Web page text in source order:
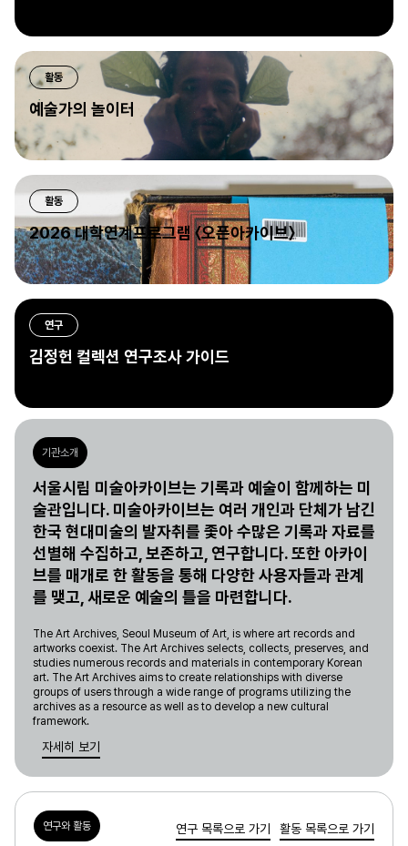
활동
예술가의 놀이터
활동
2026 대학연계프로그램 〈오픈아카이브〉
연구
김정헌 컬렉션 연구조사 가이드
기관소개
서울시립 미술아카이브는 기록과 예술이 함께하는 미
술관입니다. 미술아카이브는 여러 개인과 단체가 남긴
한국 현대미술의 발자취를 좇아 수많은 기록과 자료를
선별해 수집하고, 보존하고, 연구합니다. 또한 아카이
브를 매개로 한 활동을 통해 다양한 사용자들과 관계
를 맺고, 새로운 예술의 틀을 마련합니다.
The Art Archives, Seoul Museum of Art, is where art records and
artworks coexist. The Art Archives selects, collects, preserves, and
studies numerous records and materials in contemporary Korean
art. The Art Archives aims to create relationships with diverse
groups of users through a wide range of programs utilizing the
archives as a resource as well as to develop a new cultural
framework.
자세히 보기
연구와 활동 연구 목록으로 가기 활동 목록으로 가기